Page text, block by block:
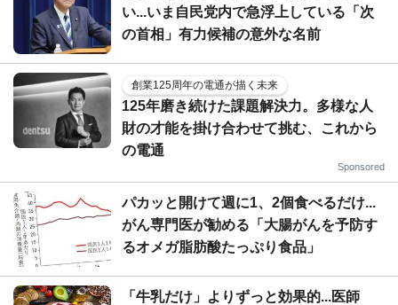
い...いま自民党内で急浮上している「次
の首相」有力候補の意外な名前
創業125周年の電通が描く未来
125年磨き続けた課題解決力。多様な人
財の才能を掛け合わせて挑む、これから
の電通
Sponsored
パカッと開けて週に1、2個食べるだけ...
がん専門医が勧める「大腸がんを予防す
るオメガ脂肪酸たっぷり食品」
「牛乳だけ」よりずっと効果的...医師